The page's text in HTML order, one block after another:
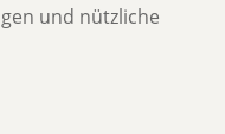
und nützliche